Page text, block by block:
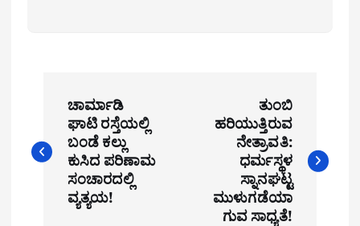
s
ಚಾರ್ಮಾಡಿ
ಘಾಟಿ ರಸ್ತೆಯಲ್ಲಿ
ಬಂಡೆ ಕಲ್ಲು
ಕುಸಿದ ಪರಿಣಾಮ
ಸಂಚಾರದಲ್ಲಿ
ವ್ಯತ್ಯಯ!
ತುಂಬಿ
ಹರಿಯುತ್ತಿರುವ
ನೇತ್ರಾವತಿ:
ಧರ್ಮಸ್ಥಳ
ಸ್ನಾನಘಟ್ಟ
ಮುಳುಗಡೆಯಾ
ಗುವ ಸಾಧ್ಯತೆ!